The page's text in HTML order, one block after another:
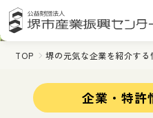
TOP 堺の元気な企業を紹介する
企業・特許